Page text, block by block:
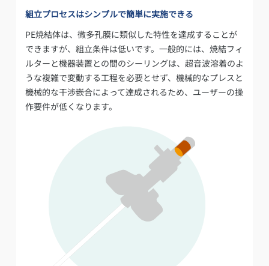
組立プロセスはシンプルで簡単に実施できる
PE焼結体は、微多孔膜に類似した特性を達成することが
できますが、組立条件は低いです。一般的には、焼結フィ
ルターと機器装置との間のシーリングは、超音波溶着のよ
うな複雑で変動する工程を必要とせず、機械的なプレスと
機械的な干渉嵌合によって達成されるため、ユーザーの操
作要件が低くなります。